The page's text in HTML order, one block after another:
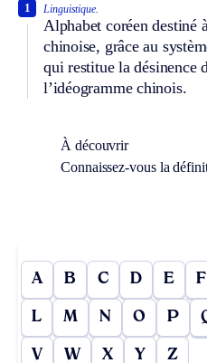
Linguistique.
Alphabet coréen destiné
chinoise, grâce au
qui restitue la désinence
l’idéogramme chinois.
1
À découvrir
Connaissez-vous la
A B C D E F
L M N O P
V W X Y Z